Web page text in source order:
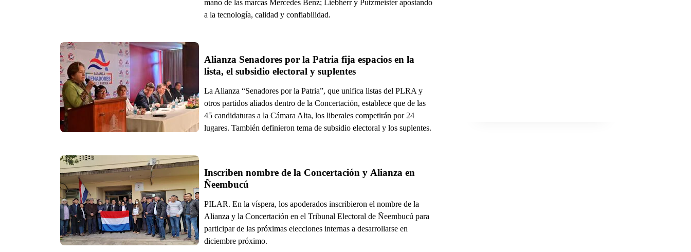
mano de las marcas Mercedes Benz; Liebherr y Putzmeister apostando
a la tecnología, calidad y confiabilidad.
Alianza Senadores por la Patria fija espacios en la
La Alianza “Senadores por la Patria”, que unifica listas del PLRA y
otros partidos aliados dentro de la Concertación, establece que de las
45 candidaturas a la Cámara Alta, los liberales competirán por 24
lugares. También definieron tema de subsidio electoral y los suplentes.
Inscriben nombre de la Concertación y Alianza en
Ñeembucú
PILAR. En la víspera, los apoderados inscribieron el nombre de la
Alianza y la Concertación en el Tribunal Electoral de Ñeembucú para
participar de las próximas elecciones internas a desarrollarse en
diciembre próximo.